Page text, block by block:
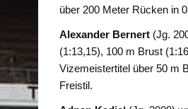
über 200 Meter Rücken in
Alexander Bernert (Jg.
(1:13,15), 100 m Brust
Vizemeistertitel über 50 m
Freistil.